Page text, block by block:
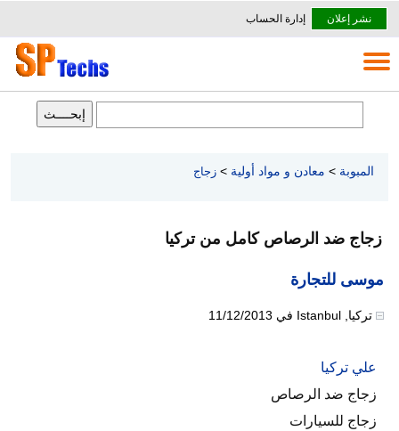
نشر إعلان إدارة الحساب
المبوبة > معادن و مواد أولية > زجاج
زجاج ضد الرصاص كامل من تركيا
موسى للتجارة
تركيا ,
Istanbul في 11/12/2013
علي تركيا
زجاج ضد الرصاص
زجاج للسيارات